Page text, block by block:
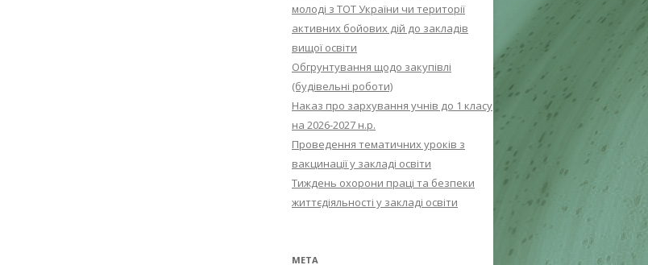
молоді з ТОТ України чи території
активних бойових дій до закладів
вищої освіти
Обгрунтування щодо закупівлі
(будівельні роботи)
Наказ про зархування учнів до 1 класу
на 2026-2027 н.р.
Проведення тематичних уроків з
вакцинації у закладі освіти
Тиждень охорони праці та безпеки
життєдіяльності у закладі освіти
МЕТА